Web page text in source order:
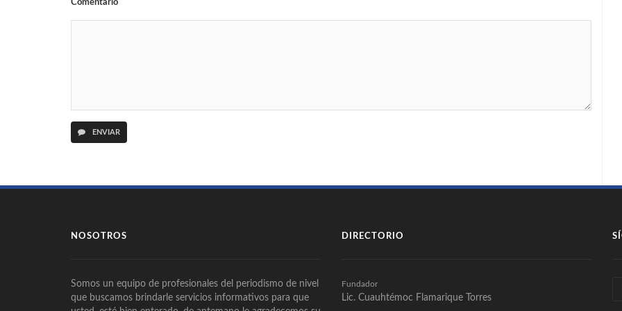
Comentario
ENVIAR
NOSOTROS
Somos un equipo de profesionales del periodismo de nivel
que buscamos brindarle servicios informativos para que
DIRECTORIO
Fundador
Lic. Cuauhtémoc Flamarique Torres